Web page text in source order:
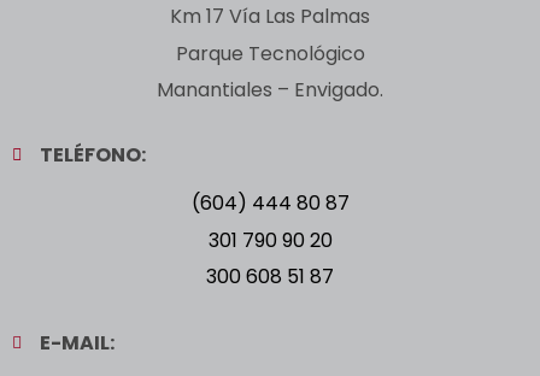
Km 17 Vía Las Palmas
Parque Tecnológico
Manantiales – Envigado.
TELÉFONO:
(604) 444 80 87
301 790 90 20
300 608 51 87
E-MAIL: